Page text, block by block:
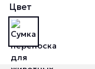
Цвет